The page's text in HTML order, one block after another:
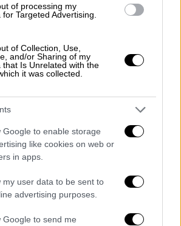
of processing my
Targeted Advertising.
of Collection, Use,
and/or Sharing of my
that Is Unrelated with the
it was collected.
Google to enable storage
like cookies on web or
in apps.
my user data to be sent to
advertising purposes.
Google to send me
Έμι Ρέιβερ-Λάμπαν,
Ντέιβιντ Καστανέντα, Έιντεν
Μπρίτον και Μέρι Τζέι
παραγωγή για το Netflix
Universal Cable Productions.
και διευθυντή
ο Στιβ Μπλάκμαν σε
τον Τζεφ Φ. Κινγκ, την
τον Μάικ Ρίτσαρντσον
από την Dark
Χρέη διευθυντή
επίσης, ο Τζέραρντ